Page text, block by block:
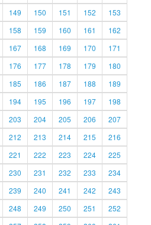
149 150 151 152
153
158 159 160 161
162
167 168 169 170
171
176 177 178 179
180
185 186 187 188
189
194 195 196 197
198
203 204 205 206
207
212 213 214 215
216
221 222 223 224
225
230 231 232 233
234
239 240 241 242
243
248 249 250 251
252